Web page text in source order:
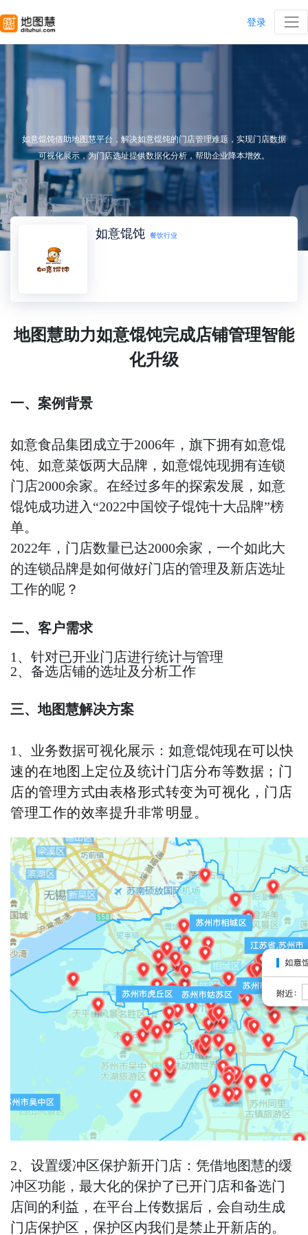
登录
如意馄饨借助地图慧平台，解决如意馄饨的门店管理难题，实现门店数据
可视化展示，为门店选址提供数据化分析，帮助企业降本增效。
如意馄饨 餐饮行业
地图慧助力如意馄饨完成店铺管理智能
化升级
一、案例背景
如意食品集团成立于2006年，旗下拥有如意馄
饨、如意菜饭两大品牌，如意馄饨现拥有连锁
门店2000余家。在经过多年的探索发展，如意
馄饨成功进入“2022中国饺子馄饨十大品牌”榜
单。
2022年，门店数量已达2000余家，一个如此大
的连锁品牌是如何做好门店的管理及新店选址
工作的呢？
二、客户需求
1、针对已开业门店进行统计与管理
2、备选店铺的选址及分析工作
三、地图慧解决方案
1、业务数据可视化展示：如意馄饨现在可以快
速的在地图上定位及统计门店分布等数据；门
店的管理方式由表格形式转变为可视化，门店
管理工作的效率提升非常明显。
2、设置缓冲区保护新开门店：凭借地图慧的缓
冲区功能，最大化的保护了已开门店和备选门
店间的利益，在平台上传数据后，会自动生成
门店保护区，保护区内我们是禁止开新店的。